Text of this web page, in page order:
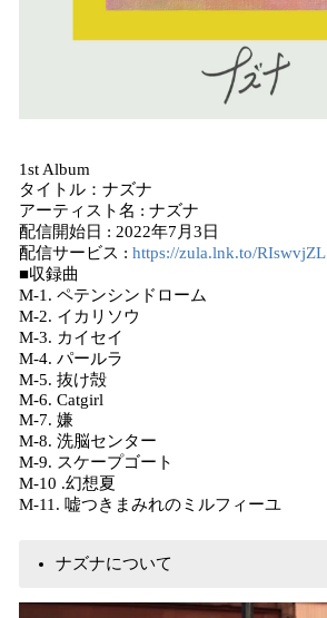
1st Album
タイトル：ナズナ
アーティスト名 : ナズナ
配信開始日 : 2022年7月3日
配信サービス : https://zula.lnk.to/RIswvjZL
■収録曲
M-1. ペテンシンドローム
M-2. イカリソウ
M-3. カイセイ
M-4. パールラ
M-5. 抜け殻
M-6. Catgirl
M-7. 嫌
M-8. 洗脳センター
M-9. スケープゴート
M-10 .幻想夏
M-11. 嘘つきまみれのミルフィーユ
ナズナについて